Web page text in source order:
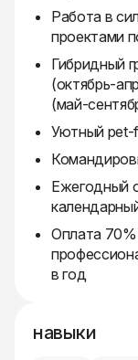
Работа в
проектами
Гибридный
(октябрь-
(май-
Уютный pet-
Ежегодный
Оплата
в год
навыки